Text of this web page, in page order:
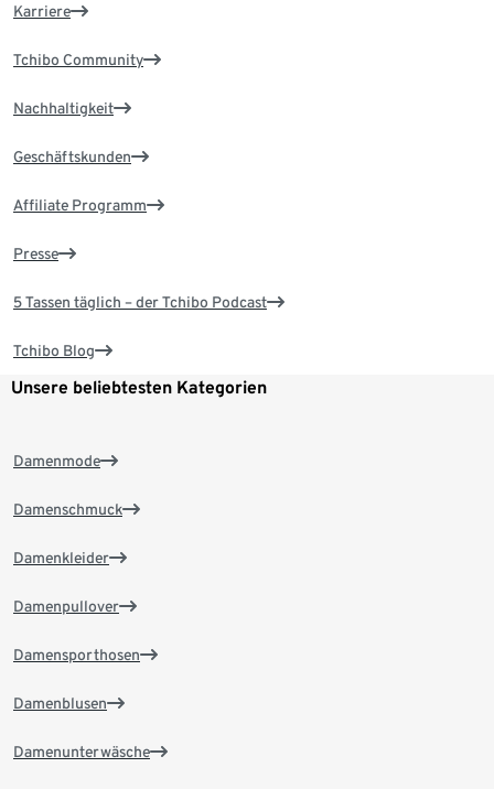
Karriere
Tchibo Community
Nachhaltigkeit
Geschäftskunden
Affiliate Programm
Presse
5 Tassen täglich – der Tchibo Podcast
Tchibo Blog
Unsere beliebtesten Kategorien
Damenmode
Damenschmuck
Damenkleider
Damenpullover
Damensporthosen
Damenblusen
Damenunterwäsche